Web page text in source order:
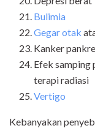
Bulimia
Gegar otak
Kanker
Efek samping
terapi radiasi
Vertigo
Kebanyakan